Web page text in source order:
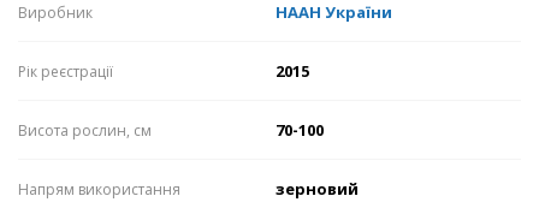
Виробник НААН України
Рік реєстрації 2015
Висота рослин, см 70-100
Напрям використання зерновий